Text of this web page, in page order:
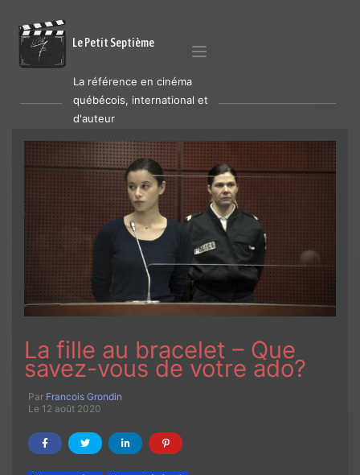
Le Petit Septième
La référence en cinéma
québécois, international et
d'auteur
La fille au bracelet – Que
savez-vous de votre ado?
Par Francois Grondin
Le 12 août 2020